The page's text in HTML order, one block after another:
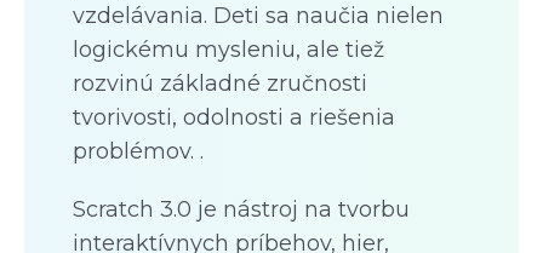
vzdelávania. Deti sa naučia nielen
logickému mysleniu, ale tiež
rozvinú základné zručnosti
tvorivosti, odolnosti a riešenia
problémov. .
Scratch 3.0 je nástroj na tvorbu
interaktívnych príbehov, hier,